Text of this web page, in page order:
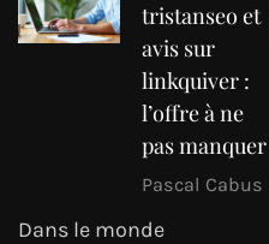
tristanseo et
avis sur
linkquiver :
l’offre à ne
pas manquer
Pascal Cabus
Dans le monde